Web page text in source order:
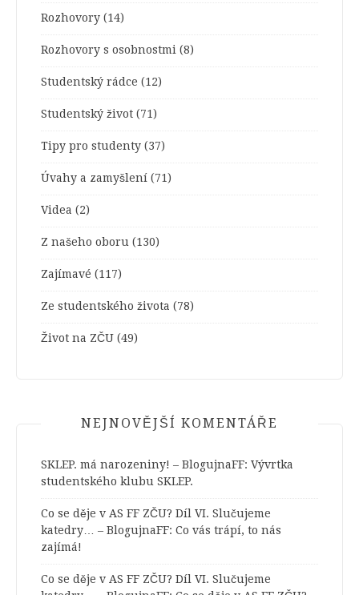
Rozhovory (14)
Rozhovory s osobnostmi (8)
Studentský rádce (12)
Studentský život (71)
Tipy pro studenty (37)
Úvahy a zamyšlení (71)
Videa (2)
Z našeho oboru (130)
Zajímavé (117)
Ze studentského života (78)
Život na ZČU (49)
NEJNOVĚJŠÍ KOMENTÁŘE
SKLEP. má narozeniny! – BlogujnaFF: Vývrtka
studentského klubu SKLEP.
Co se děje v AS FF ZČU? Díl VI. Slučujeme
katedry… – BlogujnaFF: Co vás trápí, to nás
zajímá!
Co se děje v AS FF ZČU? Díl VI. Slučujeme